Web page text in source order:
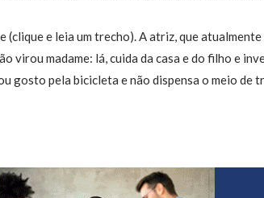
e leia um trecho). A atriz, que
virou madame: lá, cuida da casa e do filho e
gosto pela bicicleta e não dispensa o meio de